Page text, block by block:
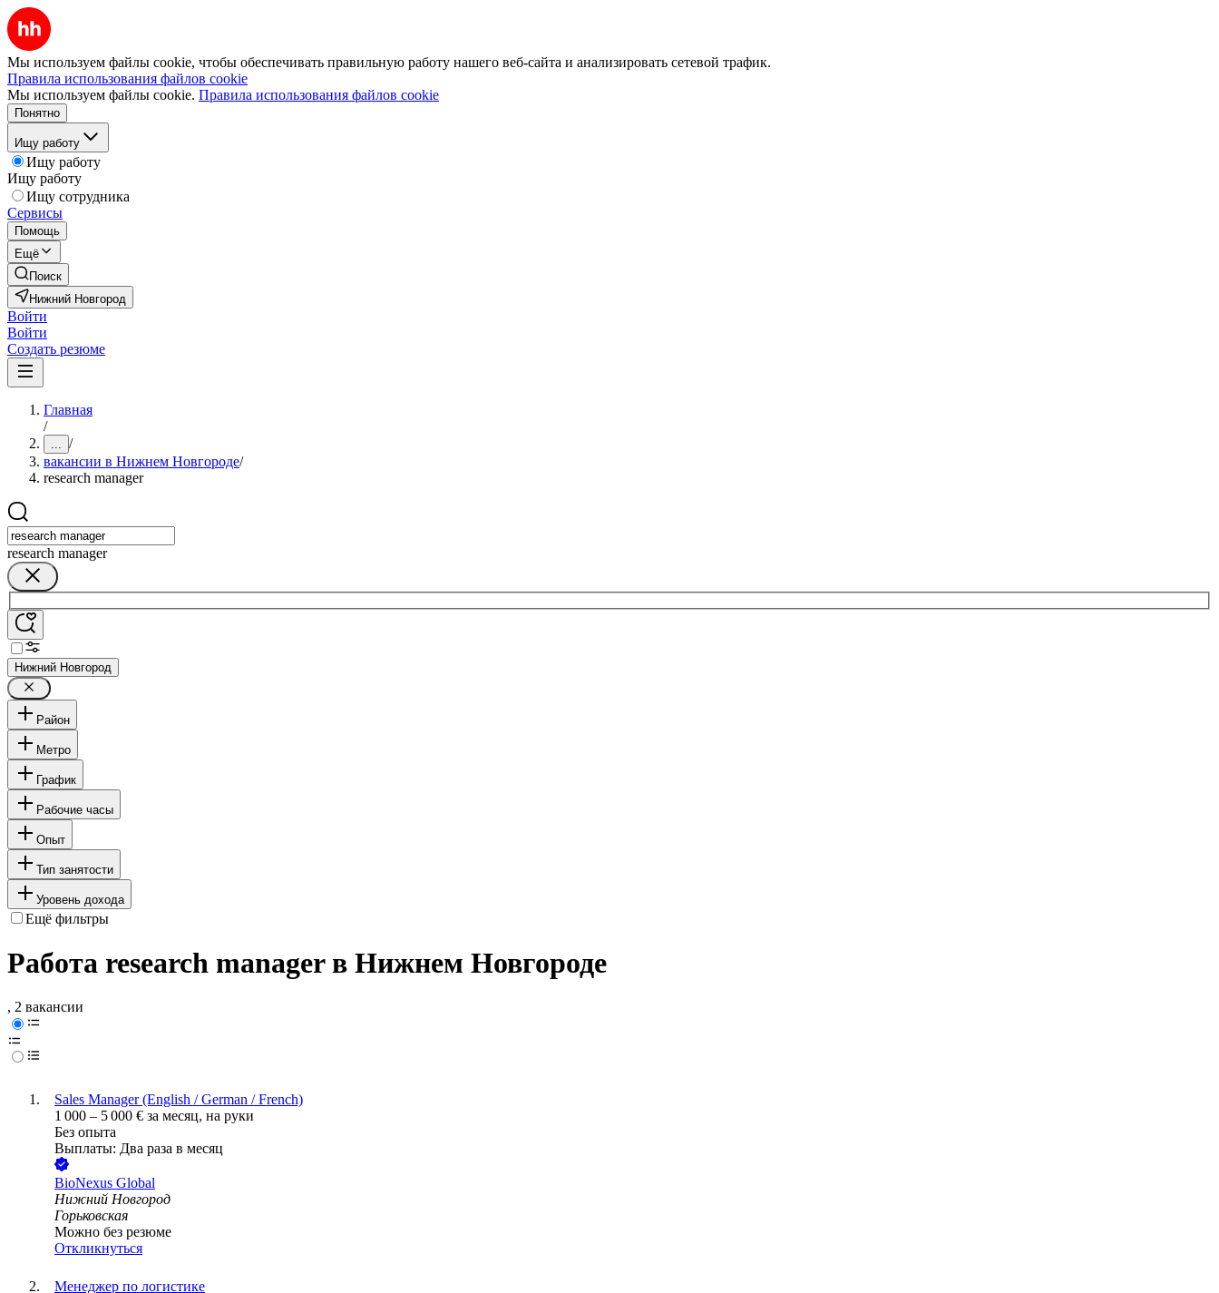
Мы используем файлы cookie, чтобы обеспечивать правильную работу нашего веб-сайта и анализировать сетевой трафик.
Правила использования файлов cookie
Мы используем файлы cookie. Правила использования файлов cookie
Понятно
Ищу работу
Ищу работу
Ищу работу
Ищу сотрудника
Сервисы
Помощь
Ещё
Поиск
Нижний Новгород
Войти
Войти
Создать резюме
Главная
/
... /
вакансии в Нижнем Новгороде/
research manager
research manager
Нижний Новгород
Район
Метро
График
Рабочие часы
Опыт
Тип занятости
Уровень дохода
Ещё фильтры
Работа research manager в Нижнем Новгороде
, 2 вакансии
Sales Manager (English / German / French)
1 000 – 5 000 € за месяц, на руки
Без опыта
Выплаты: Два раза в месяц
BioNexus Global
Нижний Новгород
Горьковская
Можно без резюме
Откликнуться
Менеджер по логистике